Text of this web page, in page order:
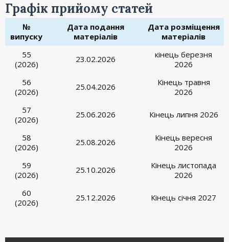
Графік прийому статей
№
випуску
Дата подання
матеріалів
Дата розміщення
матеріалів
55
(2026)
23.02.2026
кінець березня
2026
56
(2026)
25.04.2026
Кінець травня
2026
57
(2026)
25.06.2026 Кінець липня 2026
58
(2026)
25.08.2026
Кінець вересня
2026
59
(2026)
25.10.2026
Кінець листопада
2026
60
(2026)
25.12.2026 Кінець січня 2027